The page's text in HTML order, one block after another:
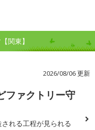
関東】
2026/08/06 更新
ファクトリー守
れる工程が見られる